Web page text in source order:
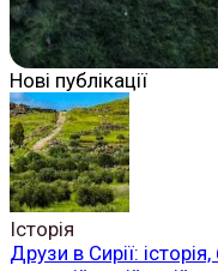
Нові публікації
Історія
Друзи в Сирії: